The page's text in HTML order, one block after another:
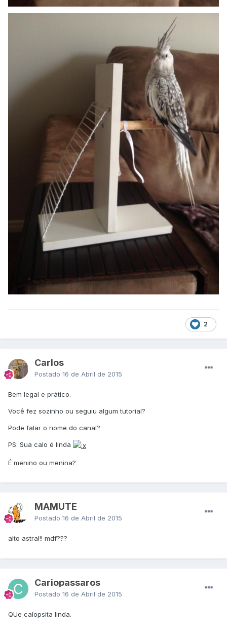
2
CarIos
Postado 16 de Abril de 2015
Bem legal e prático.
Você fez sozinho ou seguiu algum tutorial?
Pode falar o nome do canal?
PS: Sua calo é linda
É menino ou menina?
MAMUTE
Postado 16 de Abril de 2015
alto astral!! mdf???
Cariopassaros
Postado 16 de Abril de 2015
QUe calopsita linda.